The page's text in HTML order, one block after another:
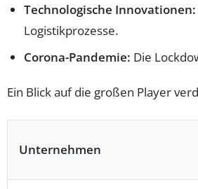
Technologische Innovationen:
Logistikprozesse.
Corona-Pandemie: Die
Ein Blick auf die großen Player
Unternehmen